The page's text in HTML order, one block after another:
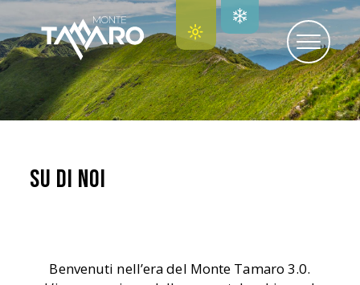
Su di noi
Benvenuti nell’era del Monte Tamaro 3.0.